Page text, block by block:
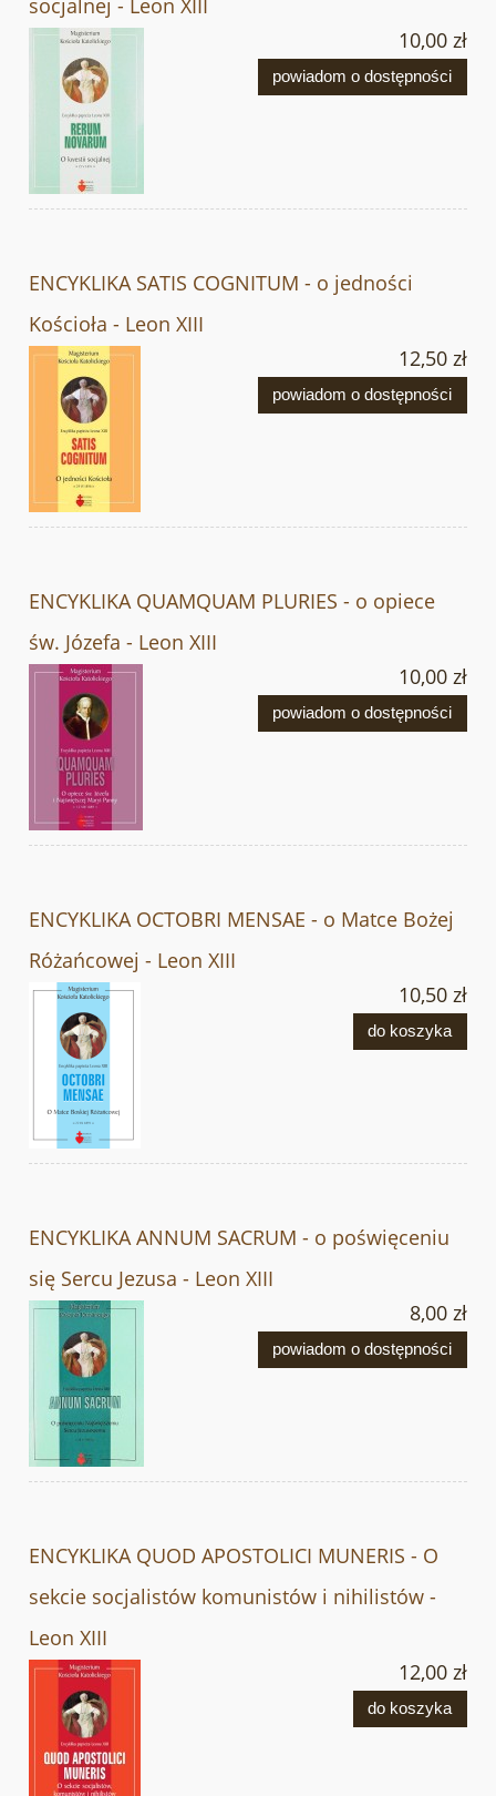
10,00 zł
powiadom o dostępności
ENCYKLIKA SATIS COGNITUM - o jedności
Kościoła - Leon XIII
12,50 zł
powiadom o dostępności
ENCYKLIKA QUAMQUAM PLURIES - o opiece
św. Józefa - Leon XIII
10,00 zł
powiadom o dostępności
ENCYKLIKA OCTOBRI MENSAE - o Matce Bożej
Różańcowej - Leon XIII
10,50 zł
do koszyka
ENCYKLIKA ANNUM SACRUM - o poświęceniu
się Sercu Jezusa - Leon XIII
8,00 zł
powiadom o dostępności
ENCYKLIKA QUOD APOSTOLICI MUNERIS - O
sekcie socjalistów komunistów i nihilistów -
Leon XIII
12,00 zł
do koszyka